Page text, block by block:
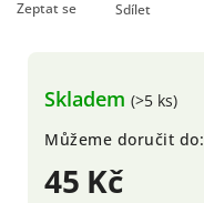
45 Kč
Skladem (>5 ks)
Můžeme doručit do:
Zeptat se Sdílet